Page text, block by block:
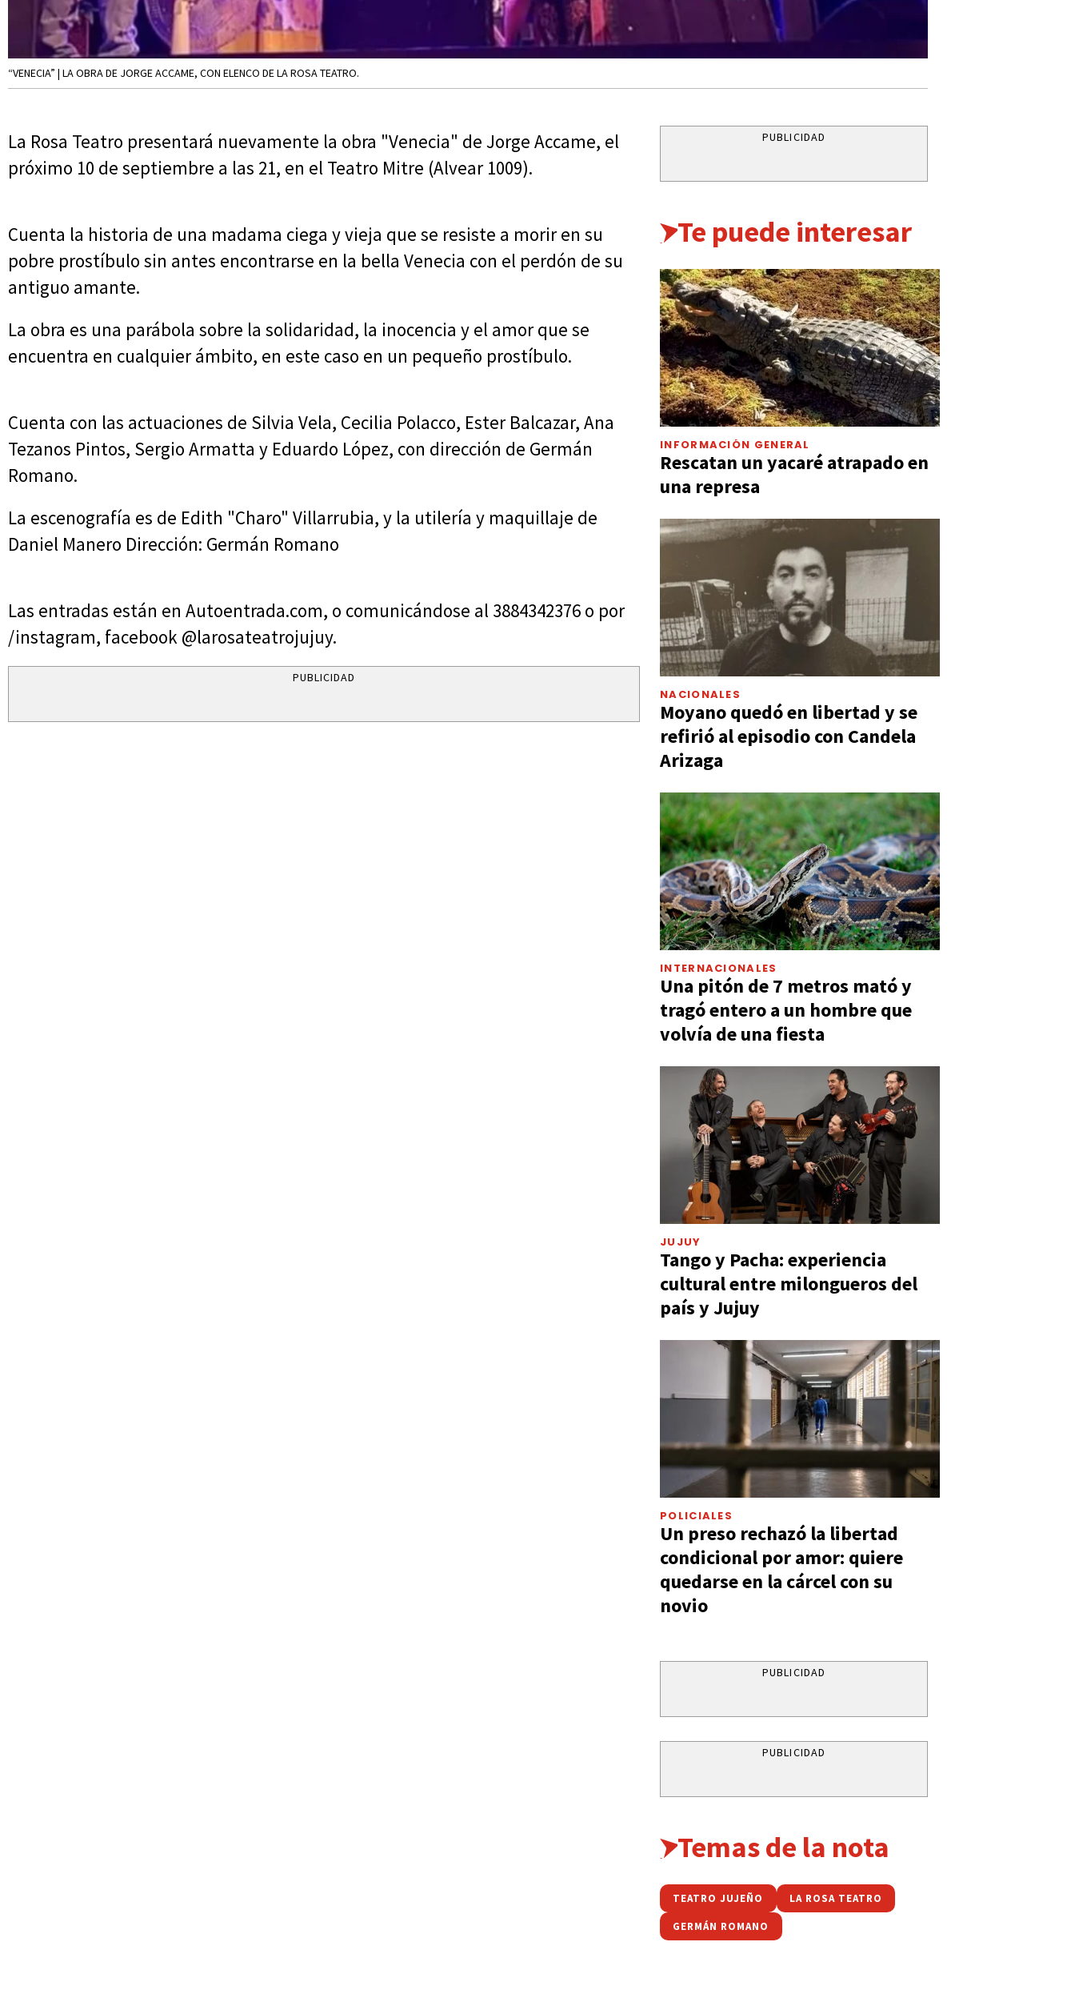
“VENECIA” | LA OBRA DE JORGE ACCAME, CON ELENCO DE LA ROSA TEATRO.
La Rosa Teatro presentará nuevamente la obra "Venecia" de Jorge Accame, el
próximo 10 de septiembre a las 21, en el Teatro Mitre (Alvear 1009).
Cuenta la historia de una madama ciega y vieja que se resiste a morir en su
pobre prostíbulo sin antes encontrarse en la bella Venecia con el perdón de su
antiguo amante.
La obra es una parábola sobre la solidaridad, la inocencia y el amor que se
encuentra en cualquier ámbito, en este caso en un pequeño prostíbulo.
Cuenta con las actuaciones de Silvia Vela, Cecilia Polacco, Ester Balcazar, Ana
Tezanos Pintos, Sergio Armatta y Eduardo López, con dirección de Germán
Romano.
La escenografía es de Edith "Charo" Villarrubia, y la utilería y maquillaje de
Daniel Manero Dirección: Germán Romano
Las entradas están en Autoentrada.com, o comunicándose al 3884342376 o por
/instagram, facebook @larosateatrojujuy.
PUBLICIDAD
PUBLICIDAD
Te puede interesar
INFORMACIÓN GENERAL
Rescatan un yacaré atrapado en
una represa
NACIONALES
Moyano quedó en libertad y se
refirió al episodio con Candela
Arizaga
INTERNACIONALES
Una pitón de 7 metros mató y
tragó entero a un hombre que
volvía de una fiesta
JUJUY
Tango y Pacha: experiencia
cultural entre milongueros del
país y Jujuy
POLICIALES
Un preso rechazó la libertad
condicional por amor: quiere
quedarse en la cárcel con su
novio
PUBLICIDAD
PUBLICIDAD
Temas de la nota
TEATRO JUJEÑO LA ROSA TEATRO
GERMÁN ROMANO